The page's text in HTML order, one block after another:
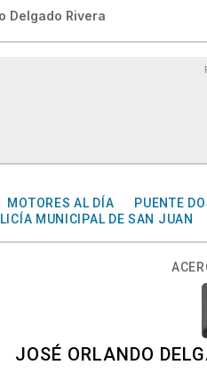
Delgado Rivera
MOTORES AL DÍA PUENTE
MUNICIPAL DE SAN JUAN
JOSÉ ORLANDO